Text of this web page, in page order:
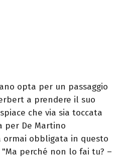
opta per un passaggio
a prendere il suo
che via sia toccata
per De Martino
ormai obbligata in questo
perché non lo fai tu? –